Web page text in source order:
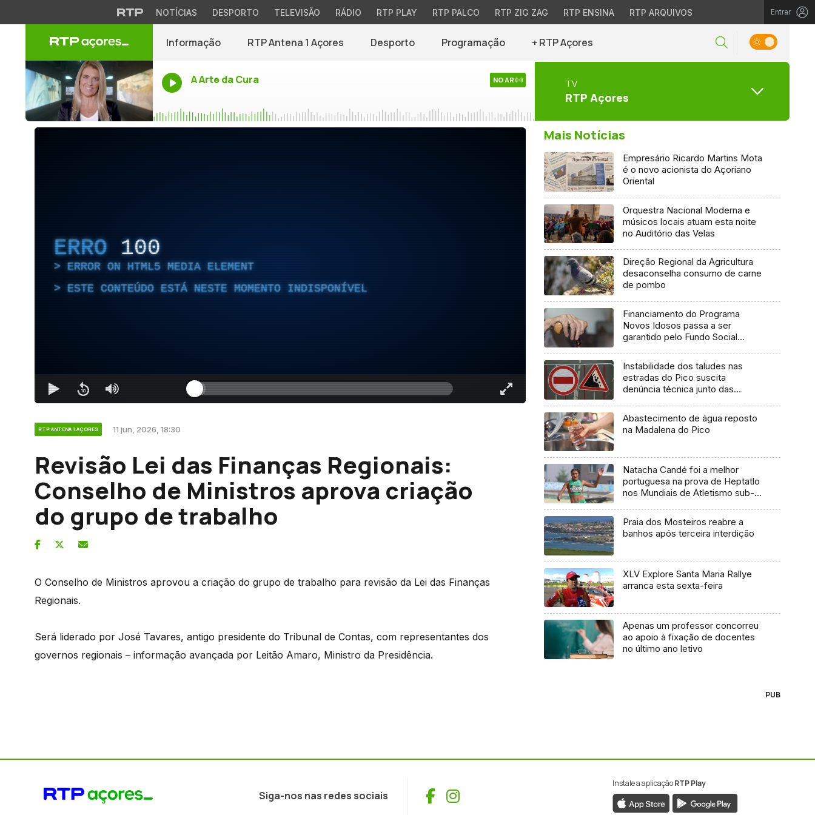
NOTÍCIAS DESPORTO TELEVISÃO RÁDIO RTP PLAY RTP PALCO RTP ZIG ZAG RTP ENSINA RTP ARQUIVOS Entrar
Informação RTP Antena 1 Açores Desporto Programação + RTP Açores
A Arte da Cura NO AR TV
RTP Açores
ERRO 100
ERROR ON HTML5 MEDIA ELEMENT
ESTE CONTEÚDO ESTÁ NESTE MOMENTO INDISPONÍVEL
RTP ANTENA 1 AÇORES 11 jun, 2026, 18:30
Revisão Lei das Finanças Regionais:
Conselho de Ministros aprova criação
do grupo de trabalho
O Conselho de Ministros aprovou a criação do grupo de trabalho para revisão da Lei das Finanças
Regionais.
Será liderado por José Tavares, antigo presidente do Tribunal de Contas, com representantes dos
governos regionais – informação avançada por Leitão Amaro, Ministro da Presidência.
Mais Notícias
Empresário Ricardo Martins Mota
é o novo acionista do Açoriano
Oriental
Orquestra Nacional Moderna e
músicos locais atuam esta noite
no Auditório das Velas
Direção Regional da Agricultura
desaconselha consumo de carne
de pombo
Financiamento do Programa
Novos Idosos passa a ser
garantido pelo Fundo Social
Instabilidade dos taludes nas
estradas do Pico suscita
denúncia técnica junto das
Abastecimento de água reposto
na Madalena do Pico
Natacha Candé foi a melhor
portuguesa na prova de Heptatlo
nos Mundiais de Atletismo sub-
Praia dos Mosteiros reabre a
banhos após terceira interdição
XLV Explore Santa Maria Rallye
arranca esta sexta-feira
Apenas um professor concorreu
ao apoio à fixação de docentes
no último ano letivo
PUB
Siga-nos nas redes sociais Facebook
Instagram
Instale a aplicaçãoRTP Play